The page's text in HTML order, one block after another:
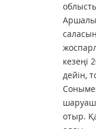
Аршалы
кезеңі
дейін,
отыр.